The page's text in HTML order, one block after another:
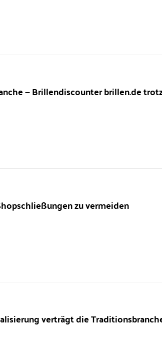
– Brillendiscounter brillen.de
zu vermeiden
verträgt die